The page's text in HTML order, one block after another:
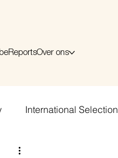
ReportsOver ons
International Selection